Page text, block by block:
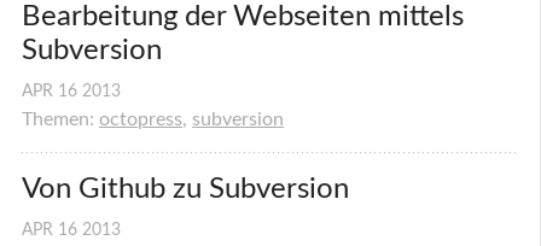
Bearbeitung der Webseiten mittels
Subversion
APR 16 2013
Themen: octopress, subversion
Von Github zu Subversion
APR 16 2013